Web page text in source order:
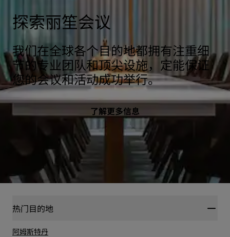
探索丽笙会议
我们在全球各个目的地都拥有注重细
节的专业团队和顶尖设施，定能保证
您的会议和活动成功举行。
了解更多信息
热门目的地
阿姆斯特丹